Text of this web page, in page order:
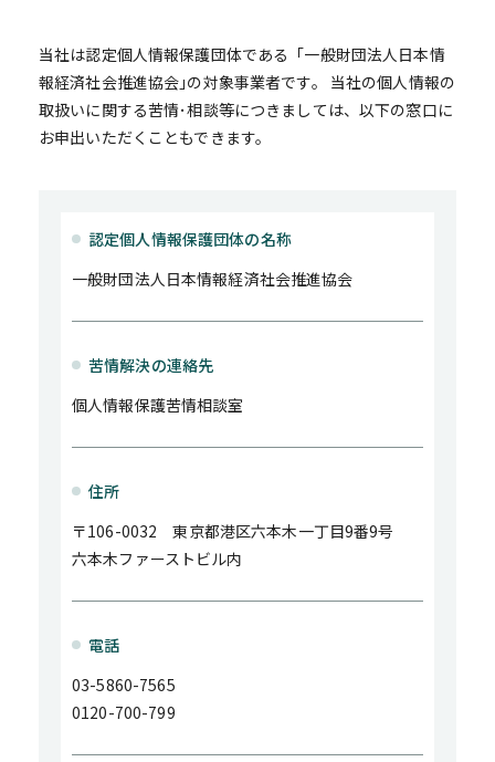
当社は認定個人情報保護団体である「一般財団法人日本情
報経済社会推進協会｣の対象事業者です。 当社の個人情報の
取扱いに関する苦情･相談等につきましては、以下の窓口に
お申出いただくこともできます。
認定個人情報保護団体の名称
一般財団法人日本情報経済社会推進協会
苦情解決の連絡先
個人情報保護苦情相談室
住所
〒106-0032 東京都港区六本木一丁目9番9号
六本木ファーストビル内
電話
03-5860-7565
0120-700-799